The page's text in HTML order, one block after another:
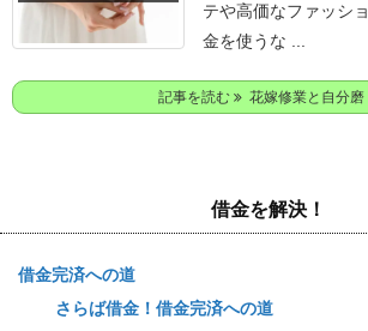
テや高価なファッシ
金を使うな ...
記事を読む 花嫁修業と自分磨
借金を解決！
借金完済への道
さらば借金！借金完済への道